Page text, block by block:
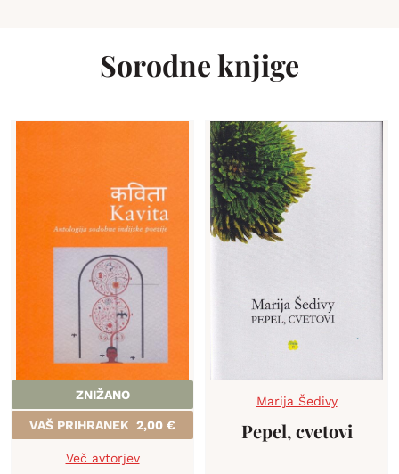
Sorodne knjige
ZNIŽANO
VAŠ PRIHRANEK 2,00 €
Več avtorjev
Marija Šedivy
Pepel, cvetovi